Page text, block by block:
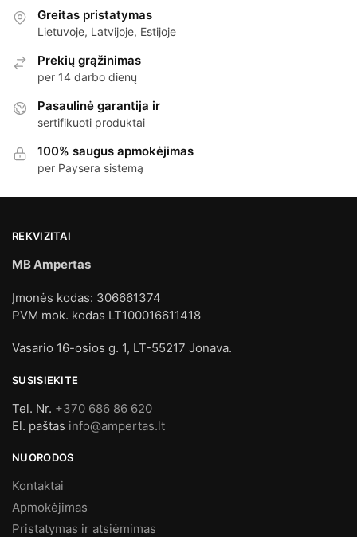
Greitas pristatymas
Lietuvoje, Latvijoje, Estijoje
Prekių grąžinimas
per 14 darbo dienų
Pasaulinė garantija ir
sertifikuoti produktai
100% saugus apmokėjimas
per Paysera sistemą
REKVIZITAI
MB Ampertas
Įmonės kodas: 306661374
PVM mok. kodas LT100016611418
Vasario 16-osios g. 1, LT-55217 Jonava.
SUSISIEKITE
Tel. Nr. +370 686 86 620
El. paštas info@ampertas.lt
NUORODOS
Kontaktai
Apmokėjimas
Pristatymas ir atsiėmimas